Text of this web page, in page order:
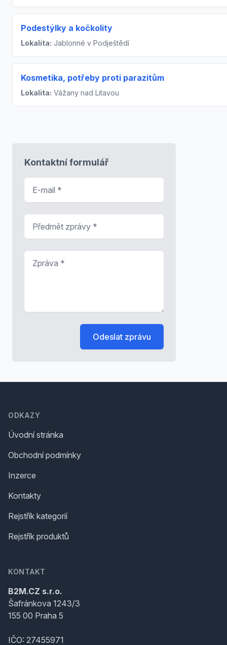
Podestýlky a kočkolity
Lokalita: Jablonné v Podještědí
Kosmetika, potřeby proti parazitům
Lokalita: Vážany nad Litavou
Kontaktní formulář
Odeslat zprávu
ODKAZY
Úvodní stránka
Obchodní podmínky
Inzerce
Kontakty
Rejstřík kategorií
Rejstřík produktů
KONTAKT
B2M.CZ s.r.o.
Šafránkova 1243/3
155 00 Praha 5
IČO: 27455971